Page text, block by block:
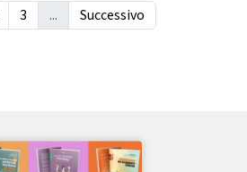
3 ... Successivo